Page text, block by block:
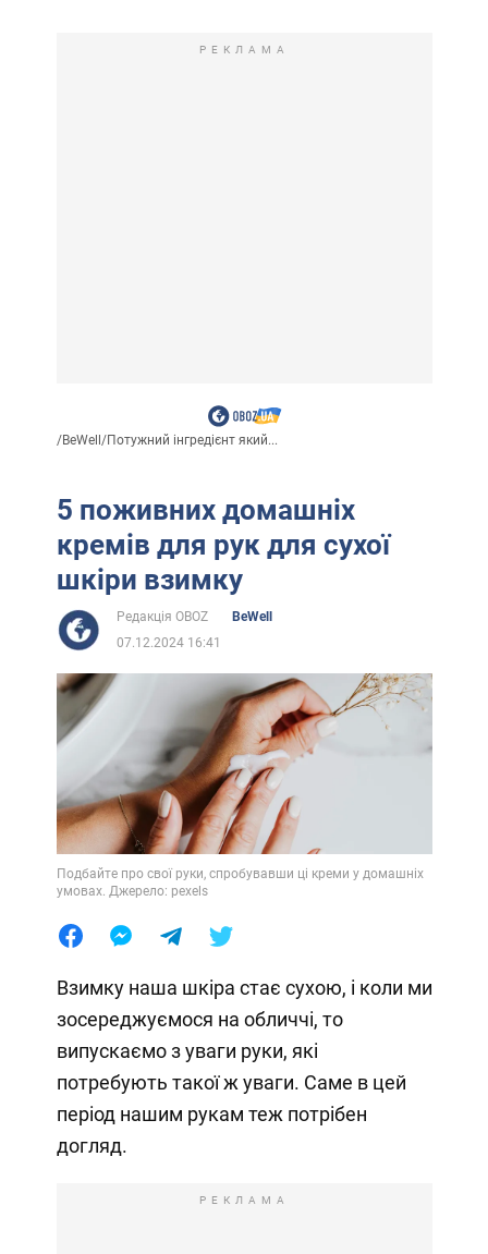
РЕКЛАМА
/BeWell/Потужний інгредієнт який...
5 поживних домашніх
кремів для рук для сухої
шкіри взимку
Редакція OBOZ
BeWell
07.12.2024 16:41
Подбайте про свої руки, спробувавши ці креми у домашніх
умовах. Джерело: pexels
Взимку наша шкіра стає сухою, і коли ми
зосереджуємося на обличчі, то
випускаємо з уваги руки, які
потребують такої ж уваги. Саме в цей
період нашим рукам теж потрібен
догляд.
РЕКЛАМА